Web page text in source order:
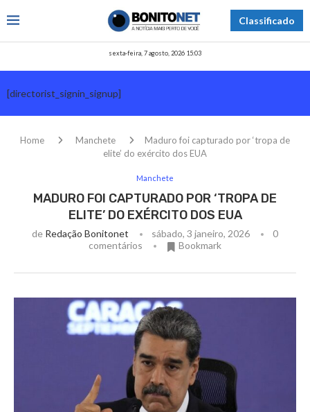
Classificado
sexta-feira, 7 agosto, 2026 15:03
[directorist_signin_signup]
Home Manchete
Maduro foi capturado por ‘tropa de
elite’ do exército dos EUA
Manchete
MADURO FOI CAPTURADO POR ‘TROPA DE
ELITE’ DO EXÉRCITO DOS EUA
de Redação Bonitonet sábado, 3 janeiro, 2026
0
comentários
Bookmark